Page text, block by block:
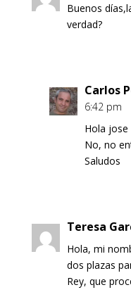
Buenos
verdad?
Carlos
6:42 pm
Hola jose
No, no
Saludos
Teresa
Hola, mi
dos plazas
Rey, que